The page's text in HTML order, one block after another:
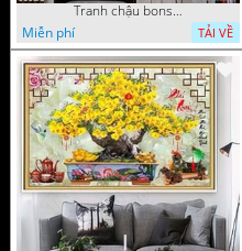
Tranh chậu bonsai in 3d mai vàng bên đàn cá chép chạm ngọc
Miễn phí
TẢI VỀ